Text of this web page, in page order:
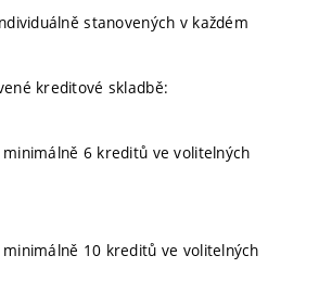
stanovených v každém
kreditové skladbě:
6 kreditů ve volitelných
10 kreditů ve volitelných